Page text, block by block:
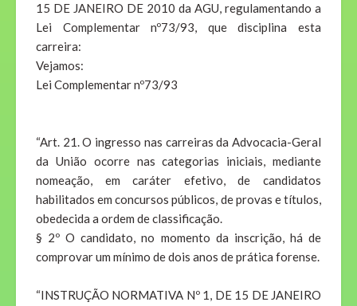
15 DE JANEIRO DE 2010 da AGU, regulamentando a
Lei Complementar nº73/93, que disciplina esta
carreira:
Vejamos:
Lei Complementar nº73/93
“Art. 21. O ingresso nas carreiras da Advocacia-Geral
da União ocorre nas categorias iniciais, mediante
nomeação, em caráter efetivo, de candidatos
habilitados em concursos públicos, de provas e títulos,
obedecida a ordem de classificação.
§ 2º O candidato, no momento da inscrição, há de
comprovar um mínimo de dois anos de prática forense.
“INSTRUÇÃO NORMATIVA Nº 1, DE 15 DE JANEIRO